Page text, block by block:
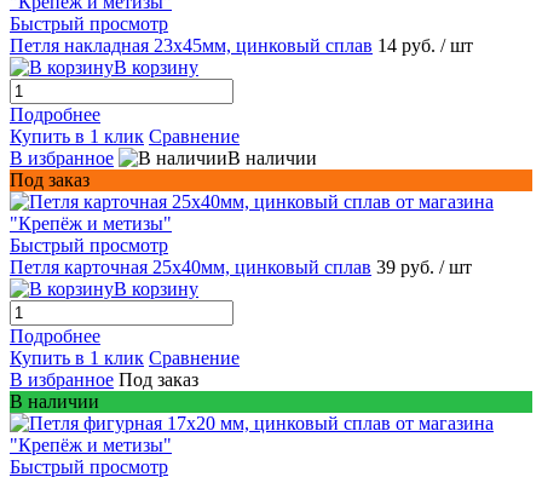
Быстрый просмотр
Петля накладная 23х45мм, цинковый сплав 14 руб. / шт
В корзину
Подробнее
Купить в 1 клик Сравнение
В избранное
В наличии
Под заказ
Быстрый просмотр
Петля карточная 25х40мм, цинковый сплав 39 руб. / шт
В корзину
Подробнее
Купить в 1 клик Сравнение
В избранное Под заказ
В наличии
Быстрый просмотр